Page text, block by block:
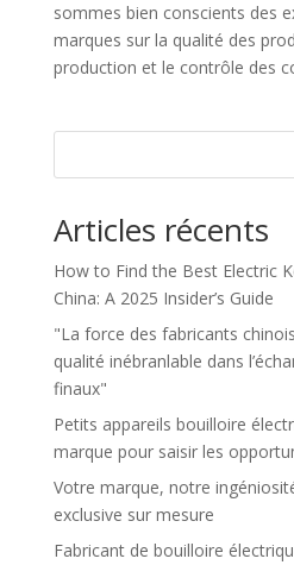
sommes bien conscients des
marques sur la qualité des
production et le contrôle des
Articles récents
How to Find the Best Electric
China: A 2025 Insider’s Guide
"La force des fabricants
qualité inébranlable dans
finaux"
Petits appareils bouilloire
marque pour saisir les
Votre marque, notre
exclusive sur mesure
Fabricant de bouilloire